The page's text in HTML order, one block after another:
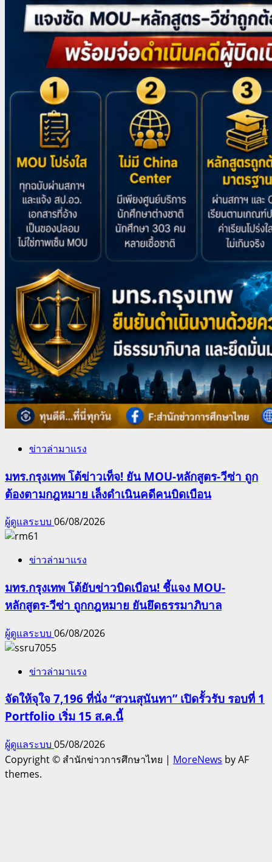
ข่าวล่ามาแรง
มทร.กรุงเทพ โต้ข่าวเท็จ! ยัน MOU-หลักสูตร-วีซ่า ถูก
ต้องตามกฎหมาย เล็งดำเนินคดีคนบิดเบือน
ผู้ดูแลระบบ 06/08/2026
ข่าวล่ามาแรง
มทร.กรุงเทพ โต้ยับข่าวบิดเบือน! ชี้แจง MOU-
หลักสูตร-วีซ่า ถูกกฎหมาย ยันยึดธรรมาภิบาล
ผู้ดูแลระบบ 06/08/2026
ข่าวล่ามาแรง
จัดให้จุใจ 7,196 ที่นั่ง “สวนสุนันทา” เปิดรั้วรับ รอบที่ 1
Portfolio เริ่ม 15 ส.ค.นี้
ผู้ดูแลระบบ 05/08/2026
Copyright © สำนักข่าวการศึกษาไทย | MoreNews by AF
themes.